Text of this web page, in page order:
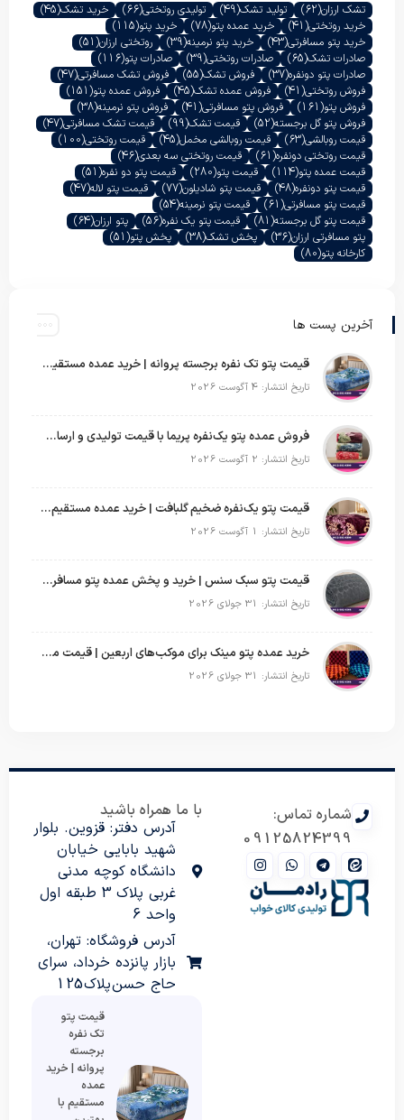
تشک ارزان(62) تولید تشک(49) تولیدی روتختی(66) خرید تشک(45)
خرید روتختی(41) خرید عمده پتو(78) خرید پتو(115)
خرید پتو مسافرتی(43) خرید پتو نرمینه(39) روتختی ارزان(51)
صادرات تشک(65) صادرات روتختی(39) صادرات پتو(116)
صادرات پتو دونفره(37) فروش تشک(55) فروش تشک مسافرتی(47)
فروش روتختی(41) فروش عمده تشک(45) فروش عمده پتو(151)
فروش پتو(161) فروش پتو مسافرتی(41) فروش پتو نرمینه(38)
فروش پتو گل برجسته(52) قیمت تشک(99) قیمت تشک مسافرتی(47)
قیمت روبالشی(63) قیمت روبالشی مخمل(45) قیمت روتختی(100)
قیمت روتختی دونفره(61) قیمت روتختی سه بعدی(46)
قیمت عمده پتو(114) قیمت پتو(280) قیمت پتو دو نفره(51)
قیمت پتو دونفره(48) قیمت پتو شادیلون(77) قیمت پتو لاله(47)
قیمت پتو مسافرتی(61) قیمت پتو نرمینه(54)
قیمت پتو گل برجسته(81) قیمت پتو یک نفره(56) پتو ارزان(64)
پتو مسافرتی ارزان(36) پخش تشک(38) پخش پتو(51)
کارخانه پتو(80)
آخرین پست ها
قیمت پتو تک نفره برجسته پروانه | خرید عمده مستقیم با بهترین قیمت بازار
تاریخ انتشار: 4 آگوست 2026
فروش عمده پتو یک‌نفره پریما با قیمت تولیدی و ارسال به سراسر کشور
تاریخ انتشار: 2 آگوست 2026
قیمت پتو یک‌نفره ضخیم گلبافت | خرید عمده مستقیم با بهترین قیمت
تاریخ انتشار: 1 آگوست 2026
قیمت پتو سبک سنس | خرید و پخش عمده پتو مسافرتی Sense
تاریخ انتشار: 31 جولای 2026
خرید عمده پتو مینک برای موکب‌های اربعین | قیمت مناسب و ارسال سریع
تاریخ انتشار: 31 جولای 2026
شماره تماس:
09125824399
با ما همراه باشید
آدرس دفتر: قزوین. بلوار
شهید بابایی خیابان
دانشگاه کوچه مدنی
غربی پلاک 3 طبقه اول
واحد 6
آدرس فروشگاه: تهران،
بازار پانزده خرداد، سرای
حاج حسن پلاک 125
قیمت پتو
تک نفره
برجسته
پروانه | خرید
عمده
مستقیم با